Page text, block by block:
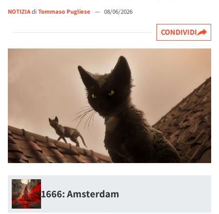
NOTIZIAdi Tommaso Pugliese — 08/06/2026
CONDIVIDI
1666: Amsterdam